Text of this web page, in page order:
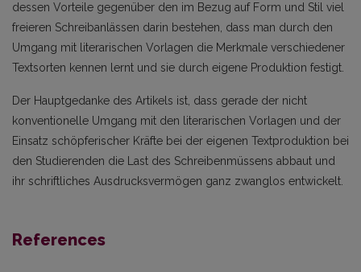
dessen Vorteile gegenüber den im Bezug auf Form und Stil viel
freieren Schreibanlässen darin bestehen, dass man durch den
Umgang mit literarischen Vorlagen die Merkmale verschiedener
Textsorten kennen lernt und sie durch eigene Produktion festigt.
Der Hauptgedanke des Artikels ist, dass gerade der nicht
konventionelle Umgang mit den literarischen Vorlagen und der
Einsatz schöpferischer Kräfte bei der eigenen Textproduktion bei
den Studierenden die Last des Schreibenmüssens abbaut und
ihr schriftliches Ausdrucksvermögen ganz zwanglos entwickelt.
References